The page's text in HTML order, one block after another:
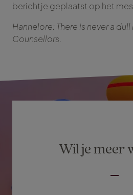
berichtje geplaatst op het
Hannelore: There is never a
Counsellors.
Wil je meer